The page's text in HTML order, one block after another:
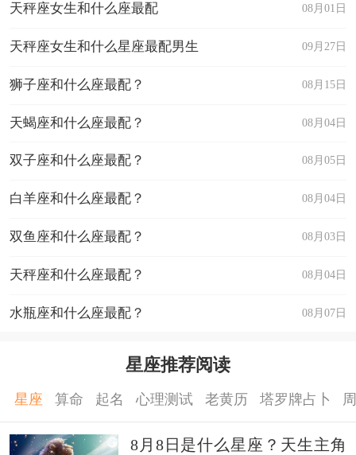
08月01日
天秤座女生和什么座最配
09月27日
天秤座女生和什么星座最配男生
08月15日
狮子座和什么座最配？
08月04日
天蝎座和什么座最配？
08月05日
双子座和什么座最配？
08月04日
白羊座和什么座最配？
08月03日
双鱼座和什么座最配？
08月04日
天秤座和什么座最配？
08月07日
水瓶座和什么座最配？
星座推荐阅读
星座 算命 起名 心理测试 老黄历 塔罗牌占卜
8月8日是什么星座？天生主角